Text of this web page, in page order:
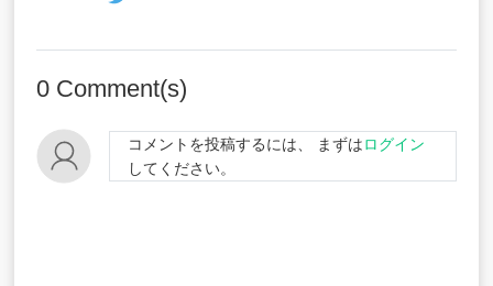
0 Comment(s)
コメントを投稿するには、 まずはログイン
してください。